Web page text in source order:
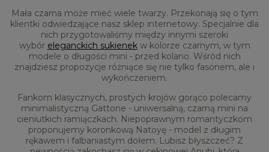
Mała czarna może mieć wiele twarzy. Przekonają się o tym
klientki odwiedzające nasz sklep internetowy. Specjalnie dla
nich przygotowaliśmy między innymi szeroki
wybór eleganckich sukienekw kolorze czarnym, w tym
modele o długości mini - przed kolano. Wśród nich
znajdziesz propozycje różniące się nie tylko fasonem, ale i
wykończeniem.
Fankom klasycznych, prostych krojów gorąco polecamy
minimalistyczną Gattone - uniwersalną, czarną mini na
cieniutkich ramiączkach. Niepoprawnym romantyczkom
proponujemy koronkową Natoyę - model z długim
rękawem i falbaniastym dołem. Lubisz błyszczeć? Z